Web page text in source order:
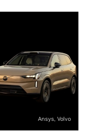
Ansys, Volvo